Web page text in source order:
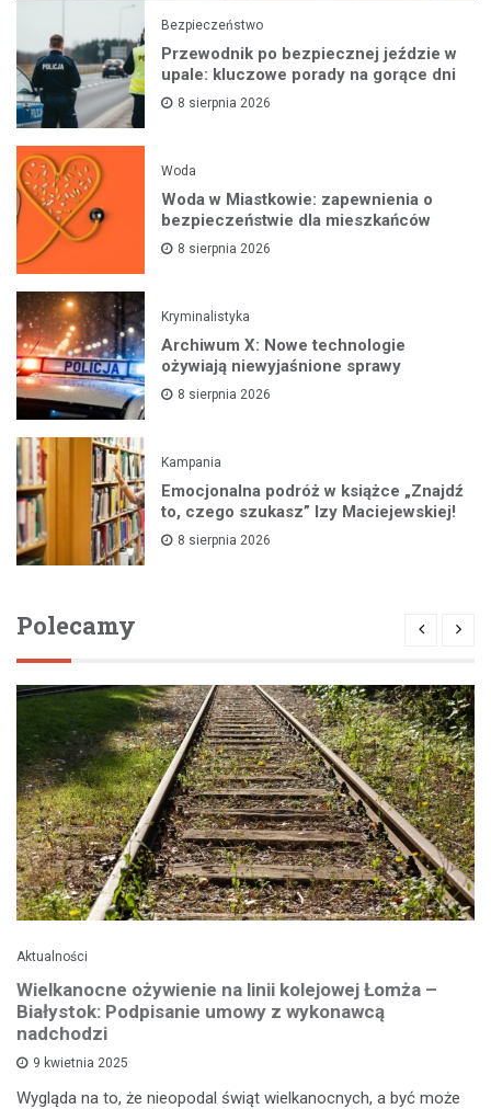
Bezpieczeństwo
Przewodnik po bezpiecznej jeździe w
upale: kluczowe porady na gorące dni
8 sierpnia 2026
Woda
Woda w Miastkowie: zapewnienia o
bezpieczeństwie dla mieszkańców
8 sierpnia 2026
Kryminalistyka
Archiwum X: Nowe technologie
ożywiają niewyjaśnione sprawy
8 sierpnia 2026
Kampania
Emocjonalna podróż w książce „Znajdź
to, czego szukasz” Izy Maciejewskiej!
8 sierpnia 2026
Polecamy
Aktualności
Wielkanocne ożywienie na linii kolejowej Łomża –
Białystok: Podpisanie umowy z wykonawcą
nadchodzi
9 kwietnia 2025
Wygląda na to, że nieopodal świąt wielkanocnych, a być może